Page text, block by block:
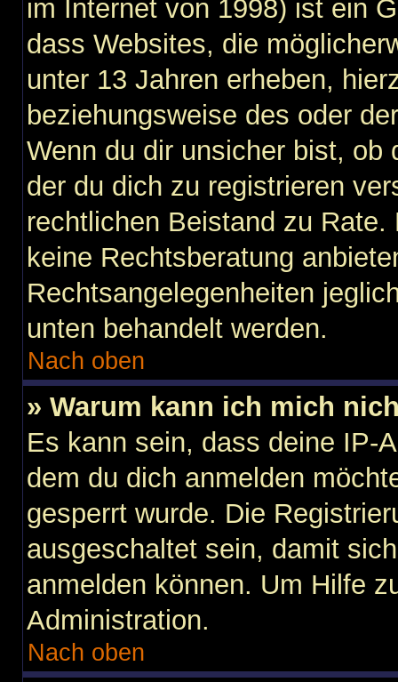
im Internet von 1998) ist ein
dass Websites, die
unter 13 Jahren erheben,
beziehungsweise des oder
Wenn du dir unsicher bist, ob
der du dich zu registrieren
rechtlichen Beistand zu
keine Rechtsberatung
Rechtsangelegenheiten
unten behandelt werden.
Nach oben
» Warum kann ich mich
Es kann sein, dass deine IP-
dem du dich anmelden
gesperrt wurde. Die
ausgeschaltet sein, damit
anmelden können. Um Hilfe
Administration.
Nach oben